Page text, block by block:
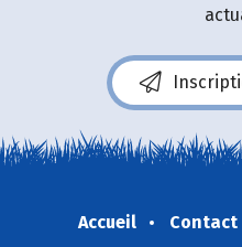
Accueil Contact